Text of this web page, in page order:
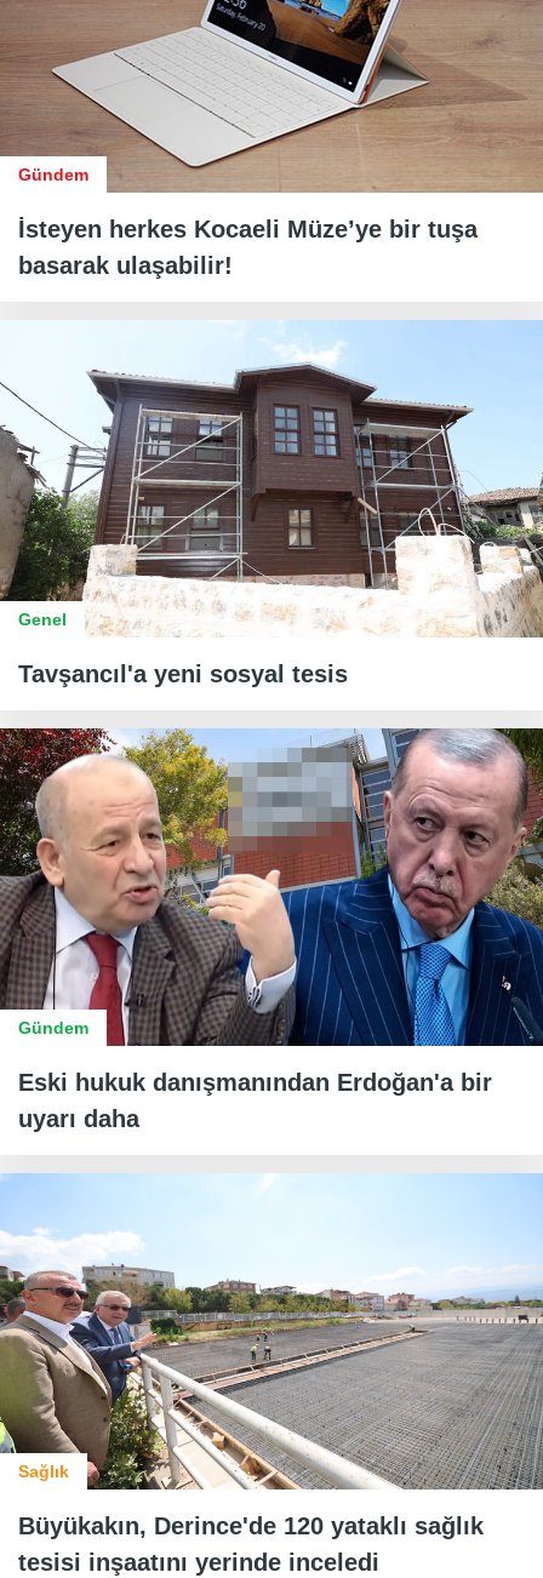
Gündem
İsteyen herkes Kocaeli Müze’ye bir tuşa
basarak ulaşabilir!
Genel
Tavşancıl'a yeni sosyal tesis
Gündem
Eski hukuk danışmanından Erdoğan'a bir
uyarı daha
Sağlık
Büyükakın, Derince'de 120 yataklı sağlık
tesisi inşaatını yerinde inceledi